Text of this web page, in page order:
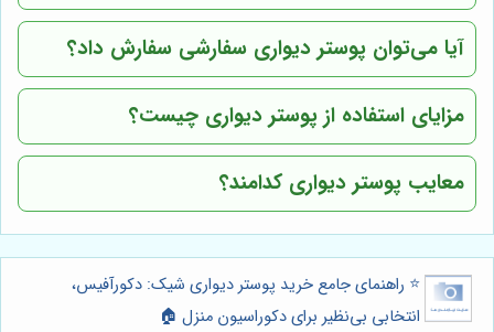
آیا می‌توان پوستر دیواری سفارشی سفارش داد؟
مزایای استفاده از پوستر دیواری چیست؟
معایب پوستر دیواری کدامند؟
⭐️ راهنمای جامع خرید پوستر دیواری شیک: دکورآفیس،
انتخابی بی‌نظیر برای دکوراسیون منزل 🏠